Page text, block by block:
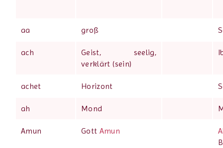
aa groß
ach
Geist, seelig,
verklärt (sein)
achet Horizont
ah Mond
Amun Gott Amun